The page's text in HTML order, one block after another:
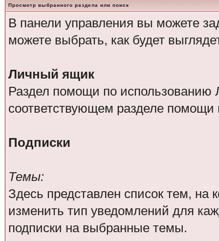
Просмотр выбранного раздела или поиск
В панели управления вы можете
можете выбрать, как будет
Личный ящик
Раздел помощи по использованию
соответствующем разделе
Подписки
Темы:
Здесь представлен список тем,
изменить тип уведомлений для
подписки на выбранные темы.